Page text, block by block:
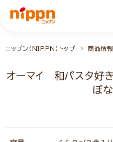
ニップン（NIPPN）トップ 商品情報
オーマイ 和パスタ好
ぼ